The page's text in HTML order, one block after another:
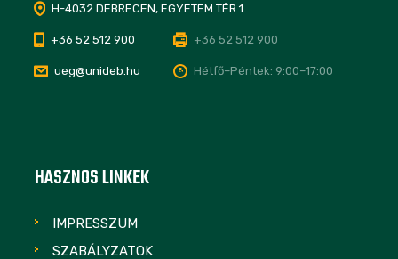
H-4032 DEBRECEN, EGYETEM TÉR 1.
+36 52 512 900 +36 52 512 900
ueg@unideb.hu Hétfő–Péntek: 9:00–17:00
HASZNOS LINKEK
IMPRESSZUM
SZABÁLYZATOK